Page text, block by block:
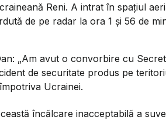
Reni. A intrat în spaţiul
de pe radar la ora 1 şi 56 de
„Am avut o convorbire cu
de securitate produs pe
Ucrainei.
încălcare inacceptabilă a